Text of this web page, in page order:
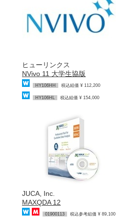
ヒューリンクス
NVivo 11 大学生協版
HY106HH 税込組価 ¥ 112,200
HY106HL 税込組価 ¥ 154,000
JUCA, Inc.
MAXQDA 12
01900113 税込参考組価 ¥ 89,100